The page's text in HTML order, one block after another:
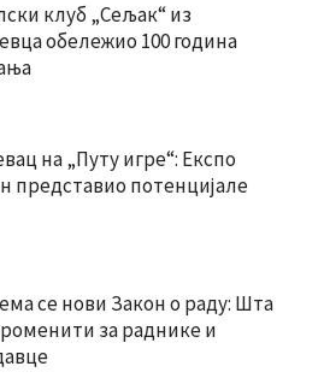
клуб „Сељак“ из
обележио 100 година
на „Путу игре“: Експо
представио потенцијале
се нови Закон о раду: Шта
за раднике и